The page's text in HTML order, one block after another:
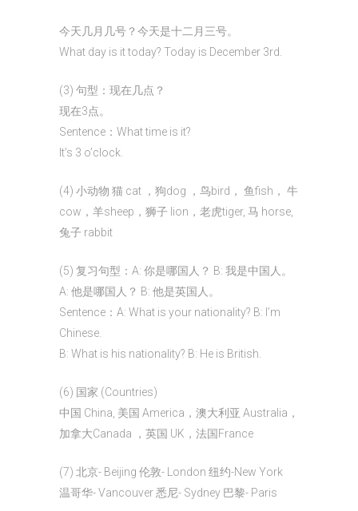
今天几月几号？今天是十二月三号。
What day is it today? Today is December 3rd.
(3) 句型：现在几点？
现在3点。
Sentence：What time is it?
It’s 3 o’clock.
(4) 小动物 猫 cat ，狗dog ，鸟bird， 鱼fish， 牛
cow，羊sheep，狮子 lion，老虎tiger, 马 horse,
兔子 rabbit
(5) 复习句型：A: 你是哪国人？ B: 我是中国人。
A: 他是哪国人？ B: 他是英国人。
Sentence：A: What is your nationality? B: I’m
Chinese.
B: What is his nationality? B: He is British.
(6) 国家 (Countries)
中国 China, 美国 America，澳大利亚 Australia，
加拿大Canada ，英国 UK，法国France
(7) 北京- Beijing 伦敦- London 纽约-New York
温哥华- Vancouver 悉尼- Sydney 巴黎- Paris